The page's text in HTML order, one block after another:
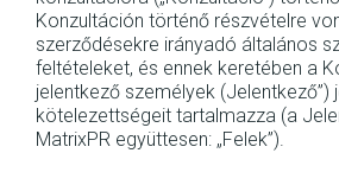
Konzultáción történő részvételre
szerződésekre irányadó általános
feltételeket, és ennek keretében a
jelentkező személyek (Jelentkező”)
kötelezettségeit tartalmazza (a
MatrixPR együttesen: „Felek”).